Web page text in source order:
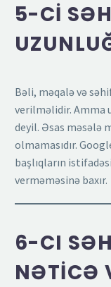
5-CI
Bəli, məqalə və
verilməlidir. Amma
deyil. Əsas məsələ
olmamasıdır.
başlıqların
verməməsinə baxır.
6-CI
NƏTICƏ